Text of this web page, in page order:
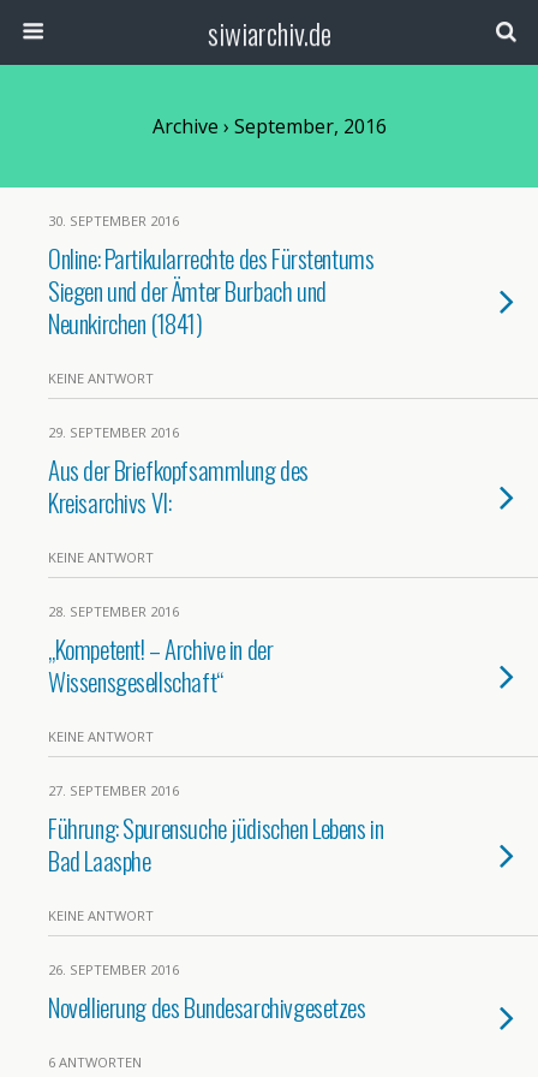
siwiarchiv.de
Archive › September, 2016
30. SEPTEMBER 2016
Online: Partikularrechte des Fürstentums
Siegen und der Ämter Burbach und
Neunkirchen (1841)
KEINE ANTWORT
29. SEPTEMBER 2016
Aus der Briefkopfsammlung des
Kreisarchivs VI:
KEINE ANTWORT
28. SEPTEMBER 2016
„Kompetent! – Archive in der
Wissensgesellschaft“
KEINE ANTWORT
27. SEPTEMBER 2016
Führung: Spurensuche jüdischen Lebens in
Bad Laasphe
KEINE ANTWORT
26. SEPTEMBER 2016
Novellierung des Bundesarchivgesetzes
6 ANTWORTEN